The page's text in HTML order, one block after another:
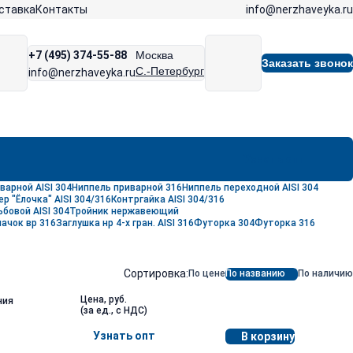
Контакты info@nerzhaveyka.ru
+7 (495) 374-55-88
info@nerzhaveyka.ru
Москва
С.-Петербург
Заказать звонок
AISI 304Ниппель приварной 316Ниппель переходной AISI 304
"Ёлочка" AISI 304/316 Контргайка AISI 304/316
AISI 304Тройник нержавеющий
вр 316Заглушка нр 4-х гран. АISI 316Футорка 304Футорка 316
Сортировка: По ценеПо названию По наличию
Цена, руб.
(за ед., с НДС)
Узнать опт В корзину